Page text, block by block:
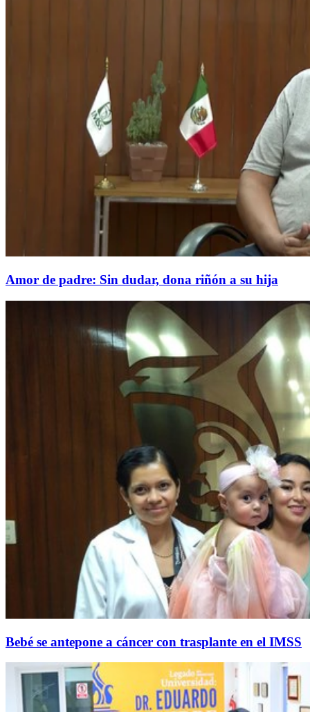
Amor de padre: Sin dudar, dona riñón a su hija
Bebé se antepone a cáncer con trasplante en el IMSS